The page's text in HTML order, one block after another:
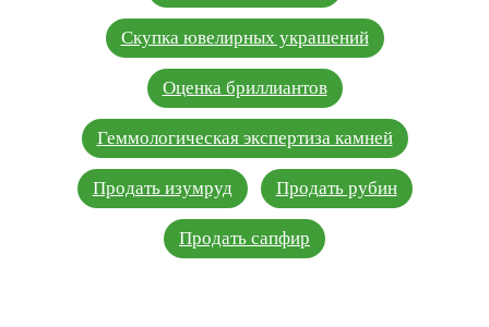
Скупка ювелирных украшений
Оценка бриллиантов
Геммологическая экспертиза камней
Продать изумруд Продать рубин
Продать сапфир